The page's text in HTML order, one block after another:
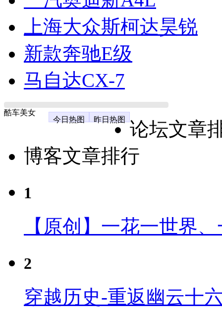
上海大众斯柯达昊锐
新款奔驰E级
马自达CX-7
酷车美女
今日热图
昨日热图
论坛文章
博客文章排行
1
【原创】一花一世界
2
穿越历史-重返幽云十